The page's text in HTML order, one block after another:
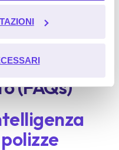
”.
Google:
artificiale
(FAQs)